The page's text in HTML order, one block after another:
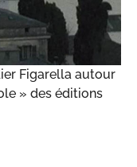
Figarella autour
» des éditions